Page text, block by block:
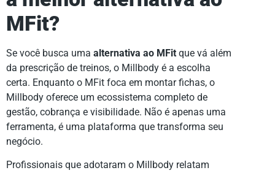
MFit?
Se você busca uma alternativa ao MFit que vá além
da prescrição de treinos, o Millbody é a escolha
certa. Enquanto o MFit foca em montar fichas, o
Millbody oferece um ecossistema completo de
gestão, cobrança e visibilidade. Não é apenas uma
ferramenta, é uma plataforma que transforma seu
negócio.
Profissionais que adotaram o Millbody relatam